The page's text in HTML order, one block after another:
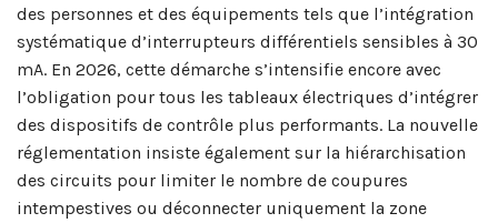
des personnes et des équipements tels que l’intégration
systématique d’interrupteurs différentiels sensibles à 30
mA. En 2026, cette démarche s’intensifie encore avec
l’obligation pour tous les tableaux électriques d’intégrer
des dispositifs de contrôle plus performants. La nouvelle
réglementation insiste également sur la hiérarchisation
des circuits pour limiter le nombre de coupures
intempestives ou déconnecter uniquement la zone